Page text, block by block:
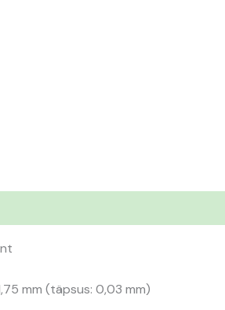
mm (täpsus: 0,03 mm)